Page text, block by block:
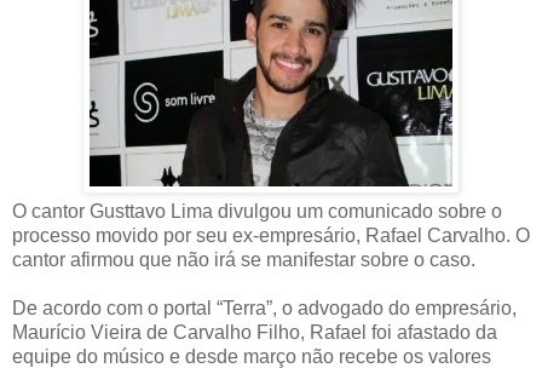
O cantor Gusttavo Lima divulgou um comunicado sobre o
processo movido por seu ex-empresário, Rafael Carvalho. O
cantor afirmou que não irá se manifestar sobre o caso.
De acordo com o portal “Terra”, o advogado do empresário,
Maurício Vieira de Carvalho Filho, Rafael foi afastado da
equipe do músico e desde março não recebe os valores